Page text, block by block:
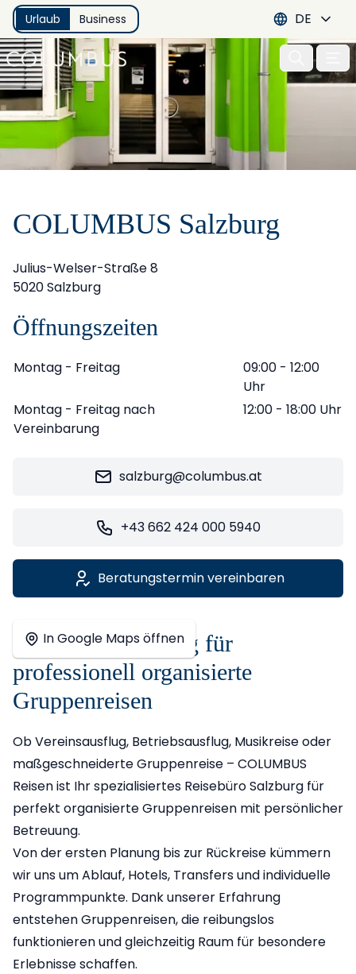
Urlaub Business DE
COLUMBUS Salzburg
Julius-Welser-Straße 8
5020 Salzburg
Öffnungszeiten
Montag - Freitag
09:00 - 12:00
Uhr
Montag - Freitag nach
Vereinbarung
12:00 - 18:00 Uhr
salzburg@columbus.at
+43 662 424 000 5940
Beratungstermin vereinbaren
+
−
In Google Maps öffnen
Reisebüro Salzburg für
professionell organisierte
Gruppenreisen
Ob Vereinsausflug, Betriebsausflug, Musikreise oder
maßgeschneiderte Gruppenreise – COLUMBUS
Reisen ist Ihr spezialisiertes Reisebüro Salzburg für
perfekt organisierte Gruppenreisen mit persönlicher
Betreuung.
Von der ersten Planung bis zur Rückreise kümmern
wir uns um Ablauf, Hotels, Transfers und individuelle
Programmpunkte. Dank unserer Erfahrung
entstehen Gruppenreisen, die reibungslos
funktionieren und gleichzeitig Raum für besondere
Erlebnisse schaffen.